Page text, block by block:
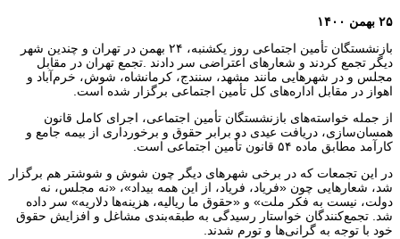
۲۵ بهمن ۱۴۰۰
بازنشستگان تأمین اجتماعی روز یکشنبه، ۲۴ بهمن در تهران و چندین شهر
دیگر تجمع کردند و شعارهای اعتراضی سر دادند .تجمع تهران در مقابل
مجلس و در شهرهایی مانند مشهد، سنندج، کرمانشاه، شوش، خرم‌آباد و
اهواز در مقابل اداره‌های کل تأمین اجتماعی برگزار شده است.
از جمله خواسته‌های بازنشستگان تأمین اجتماعی، اجرای کامل قانون
همسان‌سازی، دریافت عیدی دو برابر حقوق و برخورداری از بیمه جامع و
کارآمد مطابق ماده ۵۴ قانون تأمین اجتماعی است.
در این تجمعات که در برخی شهرهای دیگر چون شوش و شوشتر هم برگزار
شد، شعارهایی چون «فریاد، فریاد، از این همه بیداد»، «نه مجلس، نه
دولت، نیست به فکر ملت» و «حقوق ما ریالیه، هزینه‌ها دلاریه» سر داده
شد. تجمع‌کنندگان خواستار رسیدگی به طبقه‌بندی مشاغل و افزایش حقوق
خود با توجه به گرانی‌ها و تورم شدند.